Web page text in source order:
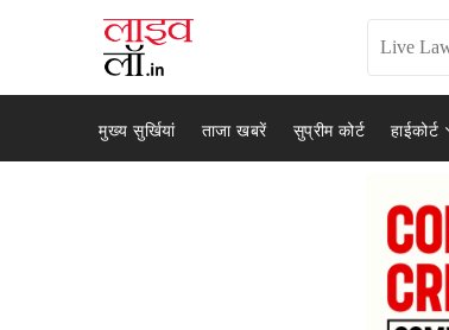
मुख्य सुर्खियां ताजा खबरें सुप्रीम कोर्ट हाईकोर्ट